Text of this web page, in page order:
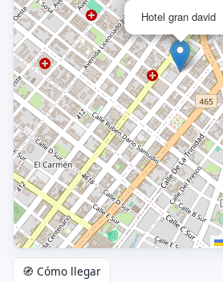
Hotel gran david
🧭 Cómo llegar